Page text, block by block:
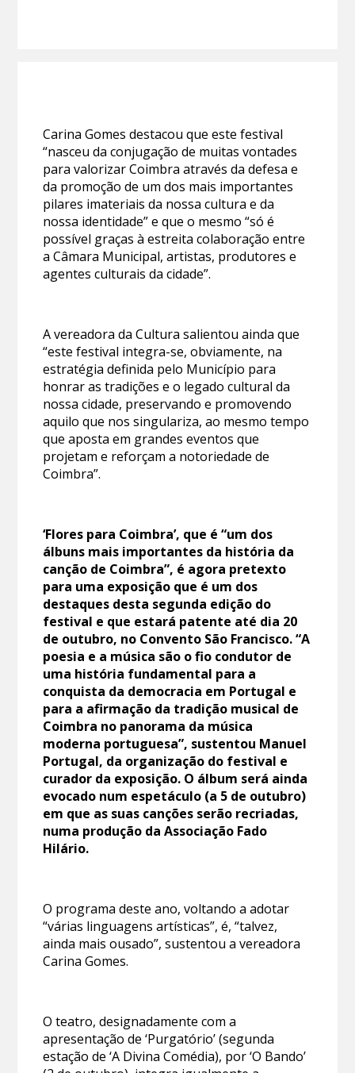
Carina Gomes destacou que este festival
“nasceu da conjugação de muitas vontades
para valorizar Coimbra através da defesa e
da promoção de um dos mais importantes
pilares imateriais da nossa cultura e da
nossa identidade” e que o mesmo “só é
possível graças à estreita colaboração entre
a Câmara Municipal, artistas, produtores e
agentes culturais da cidade”.
A vereadora da Cultura salientou ainda que
“este festival integra-se, obviamente, na
estratégia definida pelo Município para
honrar as tradições e o legado cultural da
nossa cidade, preservando e promovendo
aquilo que nos singulariza, ao mesmo tempo
que aposta em grandes eventos que
projetam e reforçam a notoriedade de
Coimbra”.
‘Flores para Coimbra’, que é “um dos
álbuns mais importantes da história da
canção de Coimbra”, é agora pretexto
para uma exposição que é um dos
destaques desta segunda edição do
festival e que estará patente até dia 20
de outubro, no Convento São Francisco. “A
poesia e a música são o fio condutor de
uma história fundamental para a
conquista da democracia em Portugal e
para a afirmação da tradição musical de
Coimbra no panorama da música
moderna portuguesa”, sustentou Manuel
Portugal, da organização do festival e
curador da exposição. O álbum será ainda
evocado num espetáculo (a 5 de outubro)
em que as suas canções serão recriadas,
numa produção da Associação Fado
Hilário.
O programa deste ano, voltando a adotar
“várias linguagens artísticas”, é, “talvez,
ainda mais ousado”, sustentou a vereadora
Carina Gomes.
O teatro, designadamente com a
apresentação de ‘Purgatório’ (segunda
estação de ‘A Divina Comédia), por ‘O Bando’